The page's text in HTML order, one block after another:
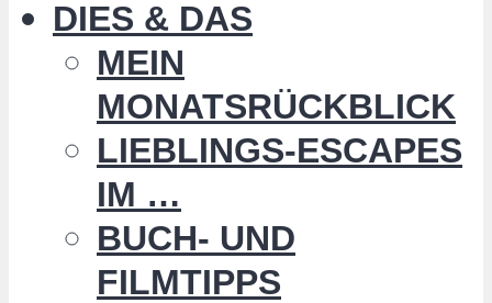
DIES & DAS
MEIN
MONATSRÜCKBLICK
LIEBLINGS-ESCAPES
IM …
BUCH- UND
FILMTIPPS